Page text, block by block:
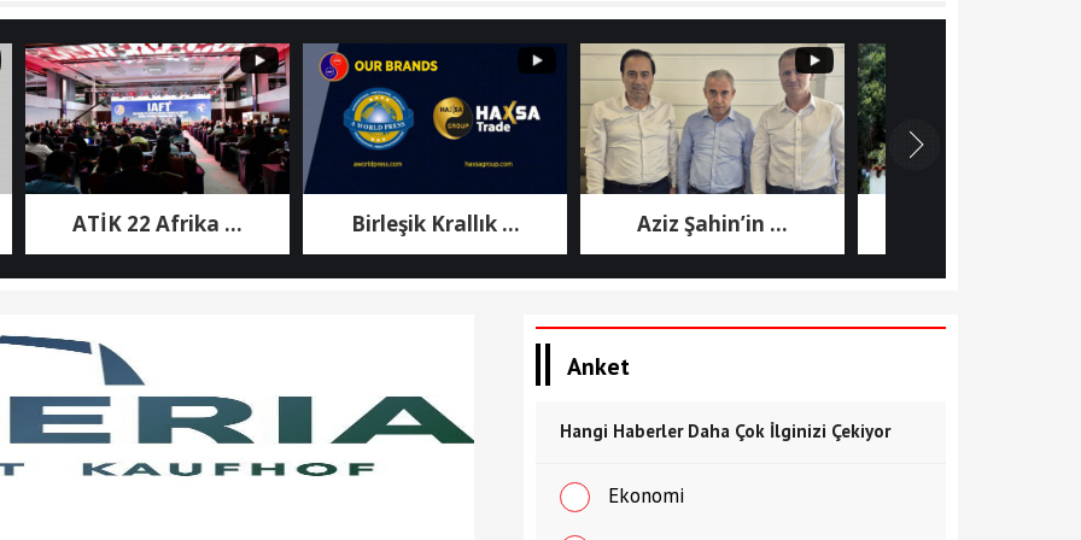
ATİK 22 Afrika ... Birleşik Krallık ... Aziz Şahin’in ...
Anket
Hangi Haberler Daha Çok İlginizi Çekiyor
Ekonomi